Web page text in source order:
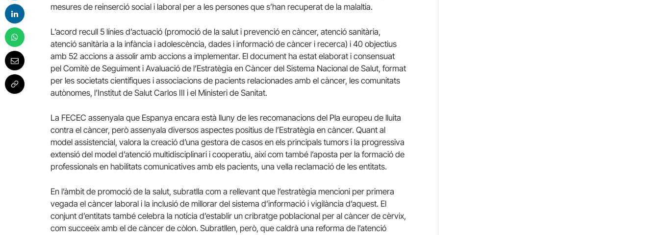
mesures de reinserció social i laboral per a les persones que s’han recuperat de la malaltia.
L’acord recull 5 línies d’actuació (promoció de la salut i prevenció en càncer, atenció sanitària,
atenció sanitària a la infància i adolescència, dades i informació de càncer i recerca) i 40 objectius
amb 52 accions a assolir amb accions a implementar. El document ha estat elaborat i consensuat
pel Comitè de Seguiment i Avaluació de l’Estratègia en Càncer del Sistema Nacional de Salut, format
per les societats científiques i associacions de pacients relacionades amb el càncer, les comunitats
autònomes, l’Institut de Salut Carlos III i el Ministeri de Sanitat.
La FECEC assenyala que Espanya encara està lluny de les recomanacions del Pla europeu de lluita
contra el càncer, però assenyala diversos aspectes positius de l’Estratègia en càncer. Quant al
model assistencial, valora la creació d’una gestora de casos en els principals tumors i la progressiva
extensió del model d’atenció multidisciplinari i cooperatiu, així com també l’aposta per la formació de
professionals en habilitats comunicatives amb els pacients, una vella reclamació de les entitats.
En l’àmbit de promoció de la salut, subratlla com a rellevant que l’estratègia mencioni per primera
vegada el càncer laboral i la inclusió de millorar del sistema d’informació i vigilància d’aquest. El
conjunt d’entitats també celebra la notícia d’establir un cribratge poblacional per al càncer de cèrvix,
com succeeix amb el de càncer de còlon. Subratllen, però, que caldrà una reforma de l’atenció